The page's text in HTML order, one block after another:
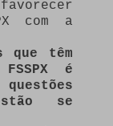
com a
que têm
é
se